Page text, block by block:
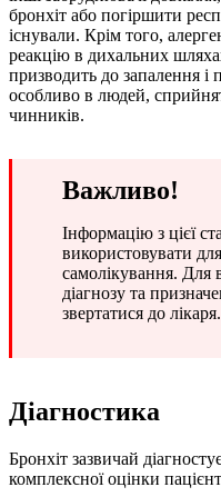
бронхіт або погіршити
існували. Крім того,
реакцію в дихальних
призводить до запалення і
особливо в людей,
чинників.
Важливо!
Інформацію з цієї
використовувати
самолікування. Для
діагнозу та
звертатися до лікаря.
Діагностика
Бронхіт зазвичай
комплексної оцінки